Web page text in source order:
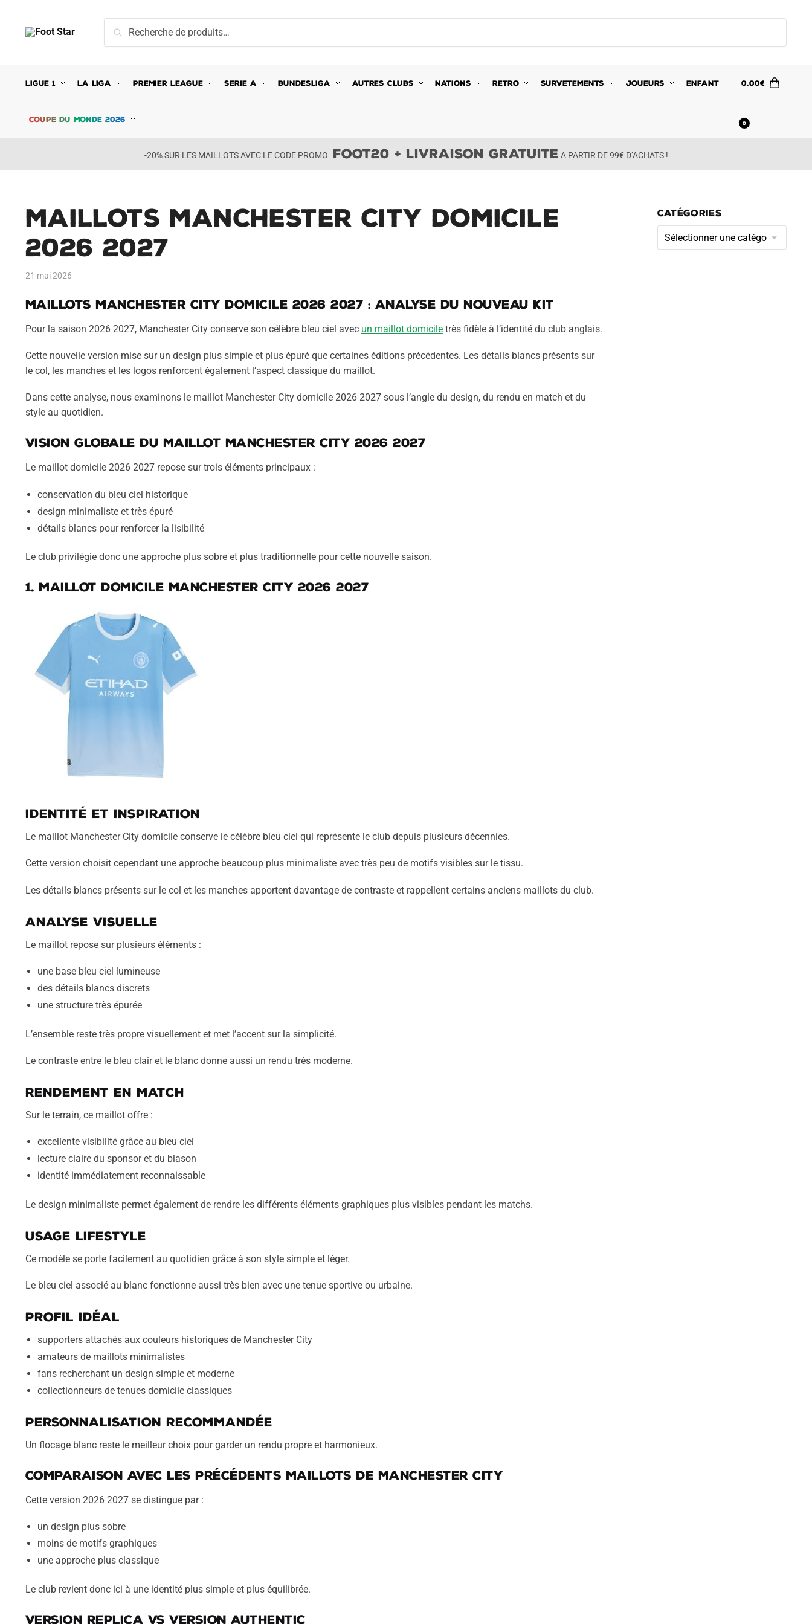
navigation
content
pour :
Recherche
LIGUE 1 LA LIGA PREMIER LEAGUE SERIE A BUNDESLIGA AUTRES CLUBS NATIONS RETRO SURVETEMENTS JOUEURS ENFANT
COUPE DU MONDE 2026
0.00€
0
-20% SUR LES MAILLOTS AVEC LE CODE PROMO FOOT20 + LIVRAISON GRATUITE A PARTIR DE 99€ D’ACHATS !
Maillots Manchester City Domicile
2026 2027
21 mai 2026
MaillotsManchester Citydomicile 2026 2027 : analyse du nouveau kit
Pour la saison 2026 2027, Manchester City conserve son célèbre bleu ciel avec un maillot domiciletrès fidèle à l’identité du club anglais.
Cette nouvelle version mise sur un design plus simple et plus épuré que certaines éditions précédentes. Les détails blancs présents sur
le col, les manches et les logos renforcent également l’aspect classique du maillot.
Dans cette analyse, nous examinons le maillot Manchester City domicile 2026 2027 sous l’angle du design, du rendu en match et du
style au quotidien.
Vision globale du maillot Manchester City 2026 2027
Le maillot domicile 2026 2027 repose sur trois éléments principaux :
conservation du bleu ciel historique
design minimaliste et très épuré
détails blancs pour renforcer la lisibilité
Le club privilégie donc une approche plus sobre et plus traditionnelle pour cette nouvelle saison.
1. Maillot domicile Manchester City 2026 2027
Identité et inspiration
Le maillot Manchester City domicile conserve le célèbre bleu ciel qui représente le club depuis plusieurs décennies.
Cette version choisit cependant une approche beaucoup plus minimaliste avec très peu de motifs visibles sur le tissu.
Les détails blancs présents sur le col et les manches apportent davantage de contraste et rappellent certains anciens maillots du club.
Analyse visuelle
Le maillot repose sur plusieurs éléments :
une base bleu ciel lumineuse
des détails blancs discrets
une structure très épurée
L’ensemble reste très propre visuellement et met l’accent sur la simplicité.
Le contraste entre le bleu clair et le blanc donne aussi un rendu très moderne.
Rendement en match
Sur le terrain, ce maillot offre :
excellente visibilité grâce au bleu ciel
lecture claire du sponsor et du blason
identité immédiatement reconnaissable
Le design minimaliste permet également de rendre les différents éléments graphiques plus visibles pendant les matchs.
Usage lifestyle
Ce modèle se porte facilement au quotidien grâce à son style simple et léger.
Le bleu ciel associé au blanc fonctionne aussi très bien avec une tenue sportive ou urbaine.
Profil idéal
supporters attachés aux couleurs historiques de Manchester City
amateurs de maillots minimalistes
fans recherchant un design simple et moderne
collectionneurs de tenues domicile classiques
Personnalisation recommandée
Un flocage blanc reste le meilleur choix pour garder un rendu propre et harmonieux.
Comparaison avec les précédents maillots de Manchester City
Cette version 2026 2027 se distingue par :
un design plus sobre
moins de motifs graphiques
une approche plus classique
Le club revient donc ici à une identité plus simple et plus équilibrée.
Version Replica vs Version Authentic
CATÉGORIES
Catégories